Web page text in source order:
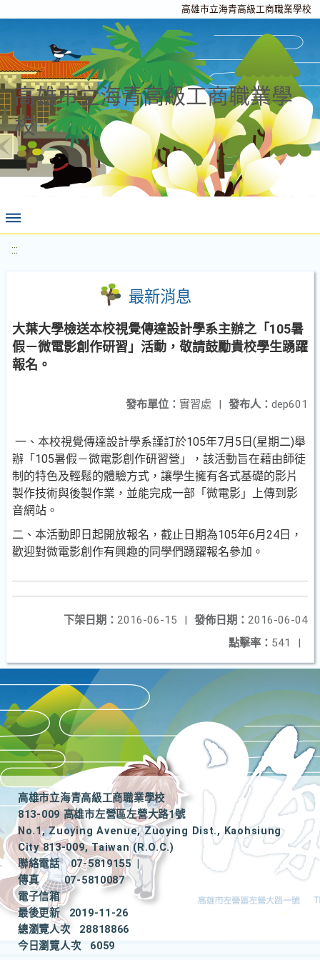
高雄市立海青高級工商職業學校
高雄市立海青高級工商職業學
校
:::
最新消息
大葉大學檢送本校視覺傳達設計學系主辦之「105暑
假－微電影創作研習」活動，敬請鼓勵貴校學生踴躍
報名。
發布人： dep601
發布單位： 實習處 |
一、本校視覺傳達設計學系謹訂於105年7月5日(星期二)舉
辦「105暑假－微電影創作研習營」，該活動旨在藉由師徒
制的特色及輕鬆的體驗方式，讓學生擁有各式基礎的影片
製作技術與後製作業，並能完成一部「微電影」上傳到影
音網站。
二、本活動即日起開放報名，截止日期為105年6月24日，
歡迎對微電影創作有興趣的同學們踴躍報名參加。
發佈日期： 2016-06-04
下架日期： 2016-06-15
|
點擊率： 541 |
高雄市立海青高級工商職業學校
813-009 高雄市左營區左營大路1號
No.1, Zuoying Avenue, Zuoying Dist., Kaohsiung
City 813-009, Taiwan (R.O.C.)
聯絡電話
07-5819155
|
傳真
07-5810087
電子信箱
最後更新
2019-11-26
總瀏覽人次
28818866
今日瀏覽人次
6059